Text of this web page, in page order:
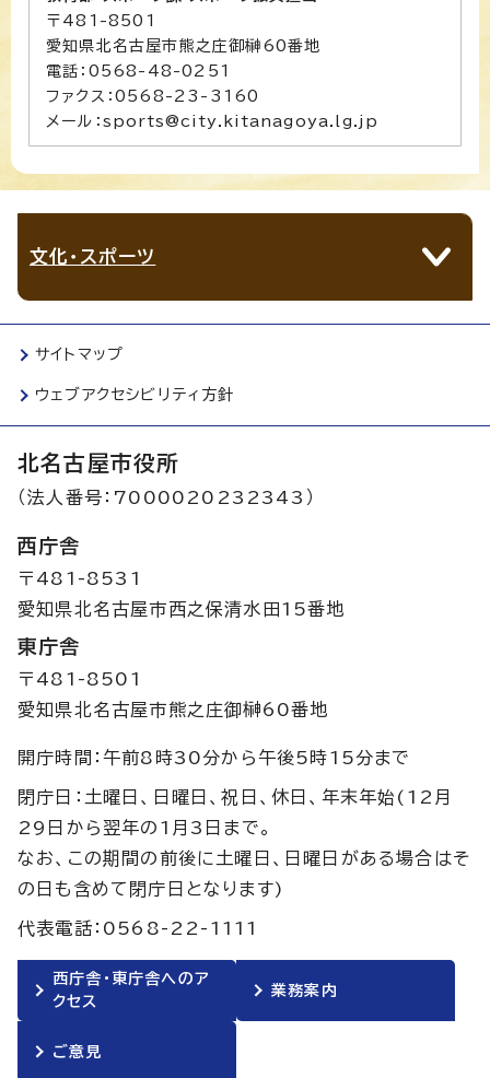
〒481-8501
愛知県北名古屋市熊之庄御榊60番地
電話：0568-48-0251
ファクス：0568-23-3160
メール：sports@city.kitanagoya.lg.jp
文化・スポーツ
サイトマップ
ウェブアクセシビリティ方針
北名古屋市役所
（法人番号：7000020232343）
西庁舎
〒481-8531
愛知県北名古屋市西之保清水田15番地
東庁舎
〒481-8501
愛知県北名古屋市熊之庄御榊60番地
開庁時間：午前8時30分から午後5時15分まで
閉庁日：土曜日、日曜日、祝日、休日、年末年始(12月
29日から翌年の1月3日まで。
なお、この期間の前後に土曜日、日曜日がある場合はそ
の日も含めて閉庁日となります)
代表電話：0568-22-1111
西庁舎・東庁舎へのア
クセス
業務案内
ご意見